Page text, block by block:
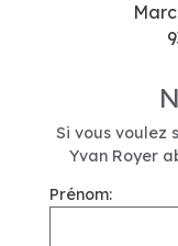
Si vous voulez
Yvan Royer
Prénom: